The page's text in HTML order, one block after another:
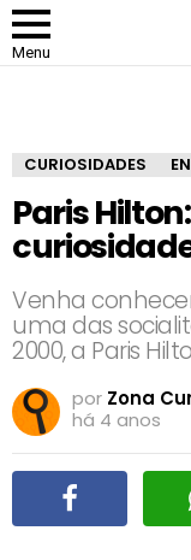
Menu
CURIOSIDADES
Paris
Venha
uma das
2000, a Paris
por Zona
há 4 anos